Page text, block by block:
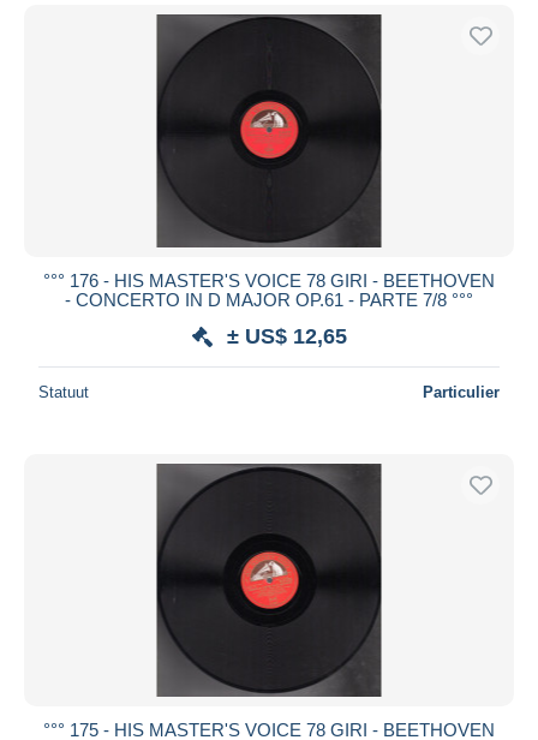
°°° 176 - HIS MASTER'S VOICE 78 GIRI - BEETHOVEN
- CONCERTO IN D MAJOR OP.61 - PARTE 7/8 °°°
± US$ 12,65
Statuut Particulier
°°° 175 - HIS MASTER'S VOICE 78 GIRI - BEETHOVEN